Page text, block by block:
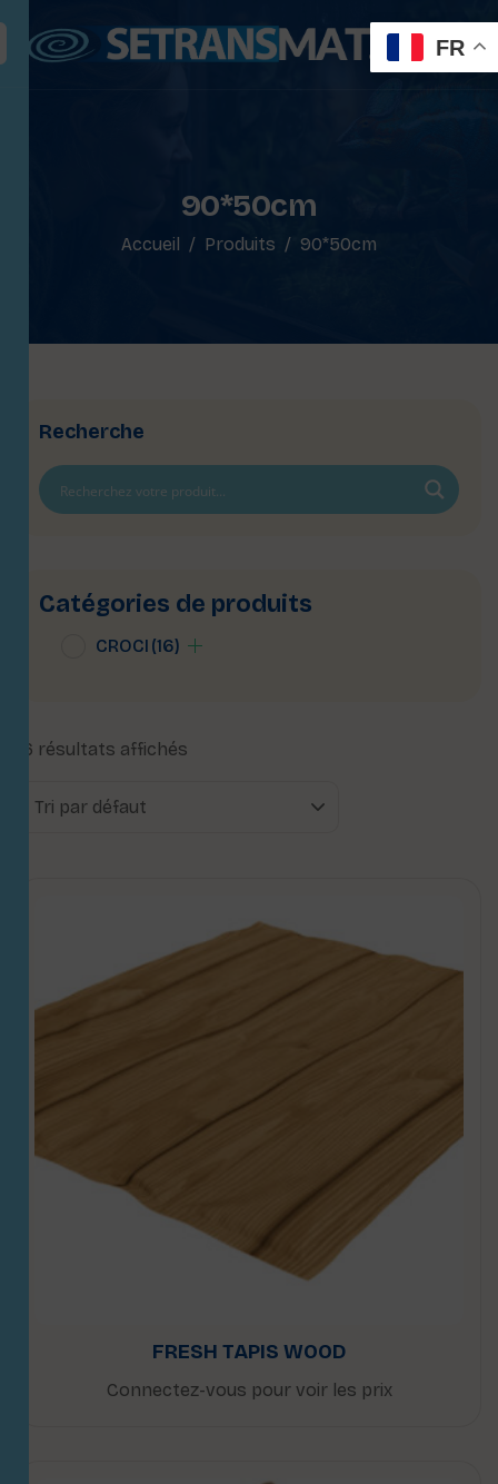
90*50cm
Accueil Produits 90*50cm
Recherche
Catégories de produits
CROCI (16)
16 résultats affichés
FRESH TAPIS WOOD
Connectez-vous pour voir les prix
FR